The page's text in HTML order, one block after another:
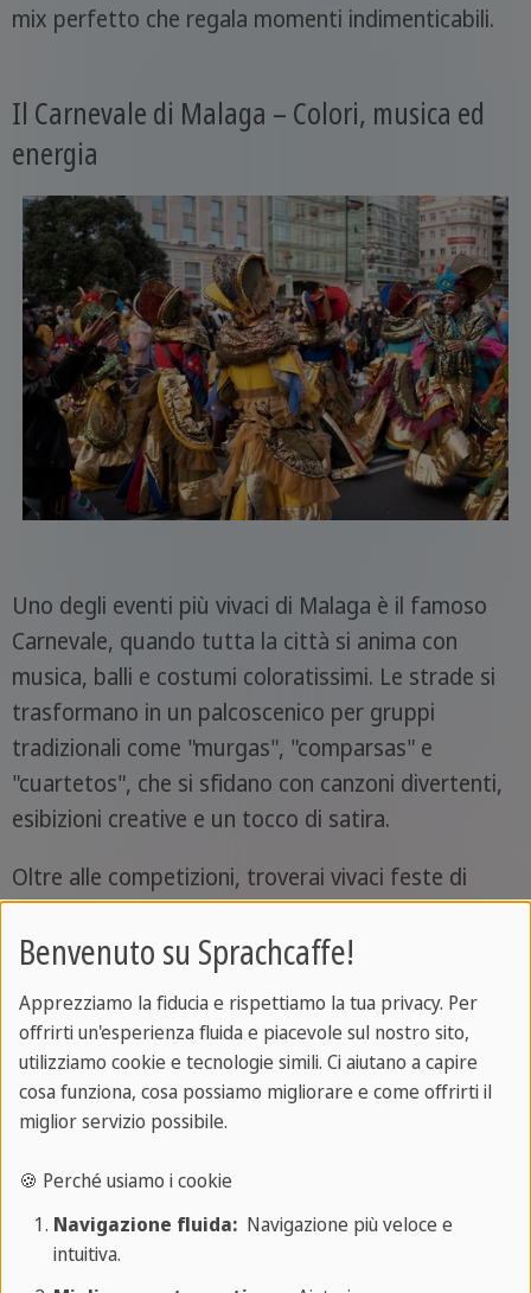
mix perfetto che regala momenti indimenticabili.
Il Carnevale di Malaga – Colori, musica ed
energia
Uno degli eventi più vivaci di Malaga è il famoso
Carnevale, quando tutta la città si anima con
musica, balli e costumi coloratissimi. Le strade si
trasformano in un palcoscenico per gruppi
tradizionali come "murgas", "comparsas" e
"cuartetos", che si sfidano con canzoni divertenti,
esibizioni creative e un tocco di satira.
Oltre alle competizioni, troverai vivaci feste di
strada e un'atmosfera festosa ovunque tu vada.
Un momento speciale è l'"Entierro del Boquerón",
fine del Carnevale in modo giocoso e tipicamente
spagnolo. È il momento perfetto per vivere
l'energia, la creatività e il vero spirito culturale di
Malaga.
Settimana Santa – Tradizioni pasquali
ricche di significato
Benvenuto su Sprachcaffe!
Apprezziamo la fiducia e rispettiamo la tua privacy. Per
offrirti un'esperienza fluida e piacevole sul nostro sito,
utilizziamo cookie e tecnologie simili. Ci aiutano a capire
cosa funziona, cosa possiamo migliorare e come offrirti il
miglior servizio possibile.
🍪 Perché usiamo i cookie
Navigazione fluida:Navigazione più veloce e
intuitiva.